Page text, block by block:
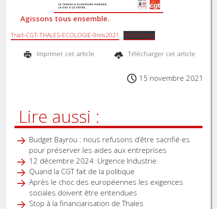
Agissons tous ensemble.
Tract-CGT-THALES-ECOLOGIE-9nov2021 Télécharger
Imprimer cet article Télécharger cet article
15 novembre 2021
Lire aussi :
Budget Bayrou : nous refusons d’être sacrifié·es
pour préserver les aides aux entreprises
12 décembre 2024: Urgence Industrie
Quand la CGT fait de la politique
Après le choc des européennes les exigences
sociales doivent être entendues
Stop à la financiarisation de Thales